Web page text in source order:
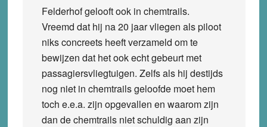
Felderhof gelooft ook in chemtrails.
Vreemd dat hij na 20 jaar vliegen als piloot
niks concreets heeft verzameld om te
bewijzen dat het ook echt gebeurt met
passagiersvliegtuigen. Zelfs als hij destijds
nog niet in chemtrails geloofde moet hem
toch e.e.a. zijn opgevallen en waarom zijn
dan de chemtrails niet schuldig aan zijn